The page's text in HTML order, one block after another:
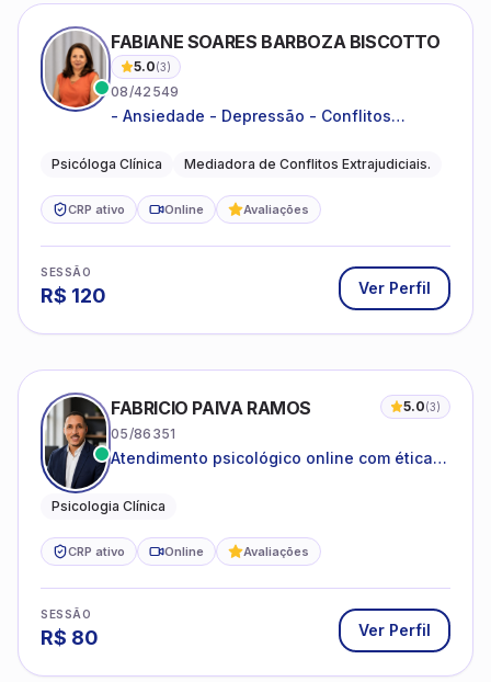
FABIANE SOARES BARBOZA BISCOTTO
5.0(3)
08/42549
- Ansiedade - Depressão - Conflitos
relacionamentos - Autoestima -
Psicóloga Clínica Mediadora de Conflitos Extrajudiciais.
CRP ativo Online Avaliações
SESSÃO
R$ 120 Ver Perfil
FABRICIO PAIVA RAMOS 5.0(3)
05/86351
Atendimento psicológico online com ética,
Psicologia Clínica
CRP ativo Online Avaliações
SESSÃO
R$ 80 Ver Perfil